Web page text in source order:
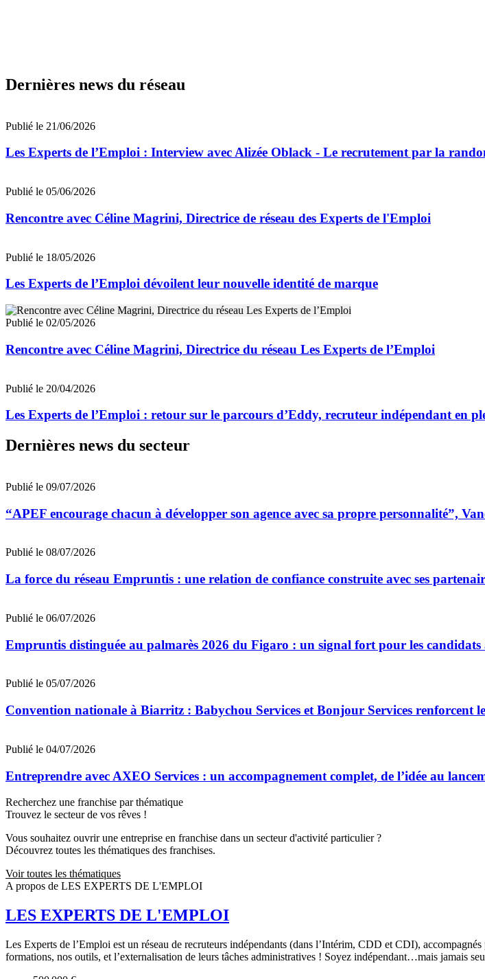
Dernières news du réseau
Publié le 21/06/2026
Les Experts de l’Emploi : Interview avec Alizée Oblack - Le recrutement par la
Publié le 05/06/2026
Rencontre avec Céline Magrini, Directrice de réseau des Experts de l'Emploi
Publié le 18/05/2026
Les Experts de l’Emploi dévoilent leur nouvelle identité de marque
Publié le 02/05/2026
Rencontre avec Céline Magrini, Directrice du réseau Les Experts de l’Emploi
Publié le 20/04/2026
Les Experts de l’Emploi : retour sur le parcours d’Eddy, recruteur indépendant en
Dernières news du secteur
Publié le 09/07/2026
“APEF encourage chacun à développer son agence avec sa propre personnalité”,
Publié le 08/07/2026
La force du réseau Empruntis : une relation de confiance construite avec ses
Publié le 06/07/2026
Empruntis distinguée au palmarès 2026 du Figaro : un signal fort pour les candidats
Publié le 05/07/2026
Convention nationale à Biarritz : Babychou Services et Bonjour Services renforcent
Publié le 04/07/2026
Entreprendre avec AXEO Services : un accompagnement complet, de l’idée au
Recherchez une franchise par thématique
Trouvez le secteur de vos rêves !
Vous souhaitez ouvrir une entreprise en franchise dans un secteur d'activité particulier ?
Découvrez toutes les thématiques des franchises.
Voir toutes les thématiques
A propos de LES EXPERTS DE L'EMPLOI
LES EXPERTS DE L'EMPLOI
Les Experts de l’Emploi est un réseau de recruteurs indépendants (dans l’Intérim, CDD et CDI),
formations, nos outils, et l’externalisation de leurs tâches administratives ! Soyez indépendant…mais jamais